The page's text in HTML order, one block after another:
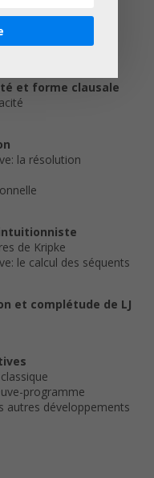
et forme clausale
la résolution
de Kripke
le calcul des séquents
et complétude de LJ
programme
autres développements